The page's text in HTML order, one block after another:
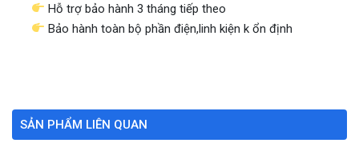
Hỗ trợ bảo hành 3 tháng tiếp theo
Bảo hành toàn bộ phần điện,linh kiện k ổn định
SẢN PHẨM LIÊN QUAN